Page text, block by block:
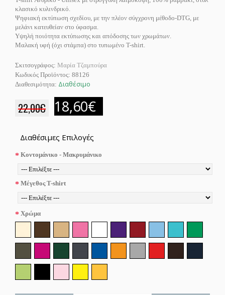
κλασικό κυλινδρικό.
Ψηφιακή εκτύπωση σχεδίου, με την πλέον σύγχρονη μέθοδο-DTG, με
μελάνι κατευθείαν στο ύφασμα.
Υψηλή ποιότητα εκτύπωσης και απόδοσης των χρωμάτων.
Μαλακή υφή (όχι στάμπα) στο τυπωμένο T-shirt.
Σκιτσογράφος: Μαρία Τζαμπούρα
Κωδικός Προϊόντος: 88126
Διαθεσιμότητα: Διαθέσιμο
22,00€ 18,60€
Διαθέσιμες Επιλογές
Κοντομάνικο - Μακρυμάνικο
Μέγεθος T-shirt
Χρώμα